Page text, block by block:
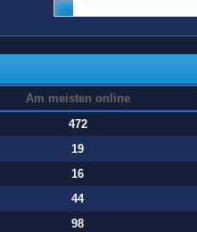
Am meisten online
472
19
16
44
98